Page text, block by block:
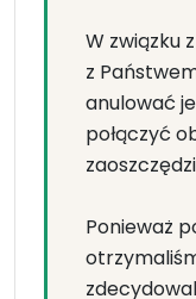
W związku
z
anulować
połączyć
Ponieważ